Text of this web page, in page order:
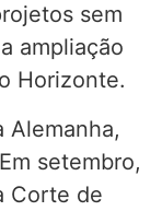
sem
ampliação
Horizonte.
Alemanha,
setembro,
Corte de